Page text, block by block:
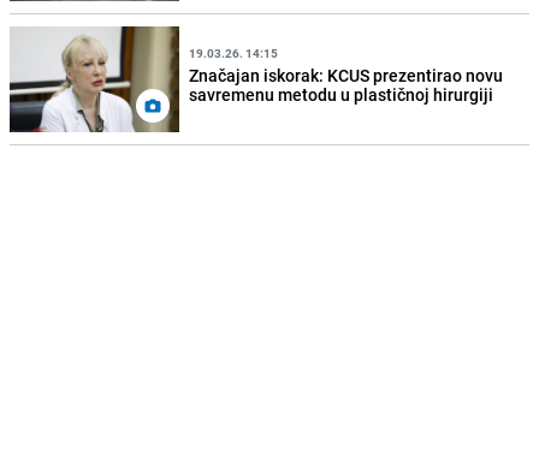
19.03.26. 14:15
Značajan iskorak: KCUS prezentirao novu
savremenu metodu u plastičnoj hirurgiji